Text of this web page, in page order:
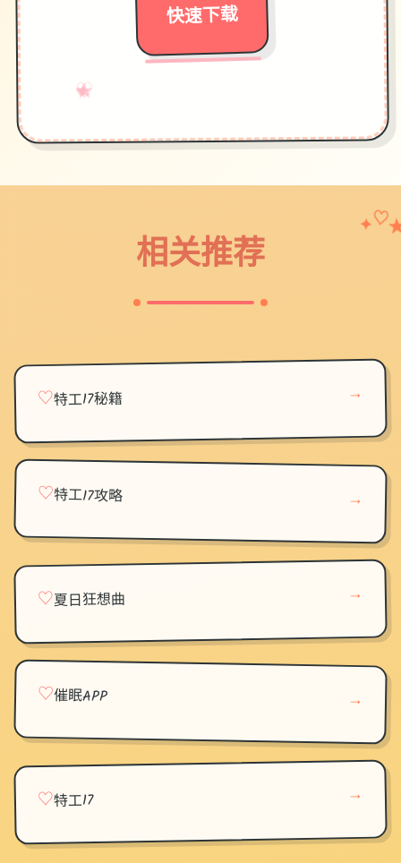
快速下载
✧
♡
★
♥
→
✦
相关推荐
✦♡
♡特工17秘籍 →
♡特工17攻略 →
♡夏日狂想曲 →
♡催眠APP →
♡特工17 →